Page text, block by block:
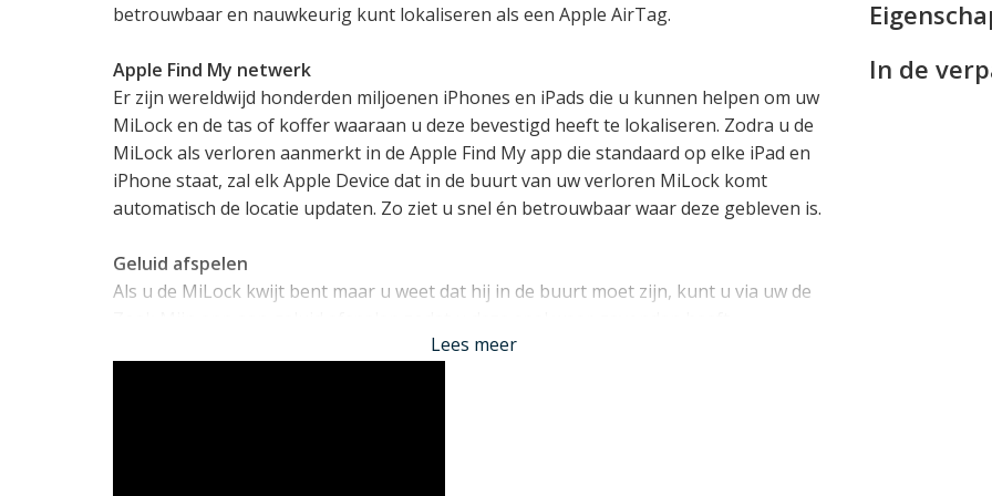
betrouwbaar en nauwkeurig kunt lokaliseren als een Apple AirTag.
Apple Find My netwerk
Er zijn wereldwijd honderden miljoenen iPhones en iPads die u kunnen helpen om uw
MiLock en de tas of koffer waaraan u deze bevestigd heeft te lokaliseren. Zodra u de
MiLock als verloren aanmerkt in de Apple Find My app die standaard op elke iPad en
iPhone staat, zal elk Apple Device dat in de buurt van uw verloren MiLock komt
automatisch de locatie updaten. Zo ziet u snel én betrouwbaar waar deze gebleven is.
Geluid afspelen
Als u de MiLock kwijt bent maar u weet dat hij in de buurt moet zijn, kunt u via uw de
Lees meer
In de